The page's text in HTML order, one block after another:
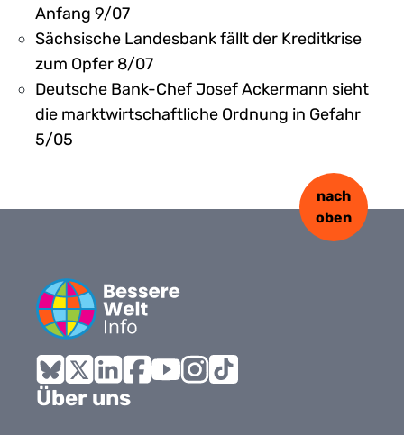
Anfang 9/07
Sächsische Landesbank fällt der Kreditkrise
zum Opfer 8/07
Deutsche Bank-Chef Josef Ackermann sieht
die marktwirtschaftliche Ordnung in Gefahr
5/05
Bluesky
X LinkedInFacebook
nach
oben
Über uns